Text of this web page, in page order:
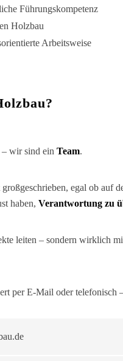
Führungskompetenz
Holzbau
Arbeitsweise
wir sind ein Team.
großgeschrieben, egal ob auf
haben, Verantwortung zu
leiten – sondern wirklich
per E-Mail oder telefonisch